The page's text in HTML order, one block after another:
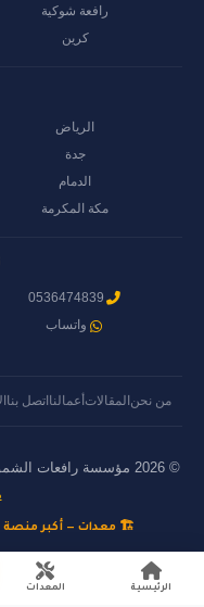
رافعة شوكية
كرين
الرياض
جدة
الدمام
مكة المكرمة
0536474839
واتساب
من نحنالمقالات أعمالنااتصل بنا
© 2026 مؤسسة رافعات الشموخ المتقدمة. جميع الحقوق محفوظة. تصميم
🏗️ معدات — أكبر منصة
الرئيسية المعدات